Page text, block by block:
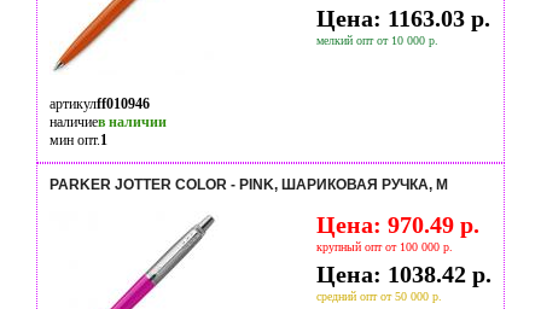
Цена: 1163.03 р.
мелкий опт от 10 000 р.
артикулff010946
наличиев наличии
мин опт.1
PARKER JOTTER COLOR - PINK, ШАРИКОВАЯ РУЧКА, M
Цена: 970.49 р.
крупный опт от 100 000 р.
Цена: 1038.42 р.
средний опт от 50 000 р.